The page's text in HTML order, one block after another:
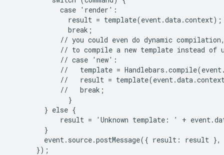
            case 'render':
              result = template(event.data.context);
              break;
// you could even do dynamic
// to compile a new template instead of
            // case 'new':
//   template =
//   result =
            //   break;
              }
        } else {
result = 'Unknown template: ' +
        }
event.source.postMessage({ result: result
      });